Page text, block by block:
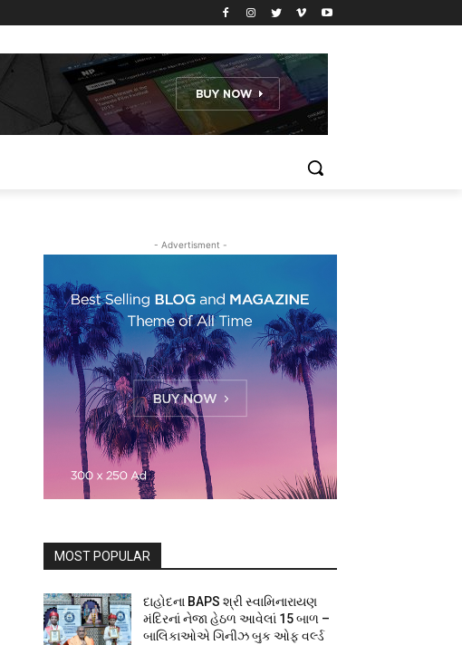
- Advertisment -
MOST POPULAR
દાહોદના BAPS શ્રી સ્વામિનારાયણ
મંદિરનાં નેજા હેઠળ આવેલાં 15 બાળ –
બાલિકાઓએ ગિનીઝ બુક ઓફ વર્લ્ડ